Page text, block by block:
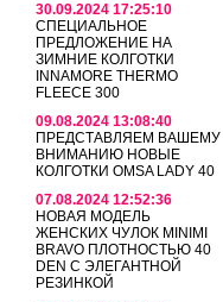
30.09.2024 17:25:10
СПЕЦИАЛЬНОЕ
ПРЕДЛОЖЕНИЕ НА
ЗИМНИЕ КОЛГОТКИ
INNAMORE THERMO
FLEECE 300
09.08.2024 13:08:40
ПРЕДСТАВЛЯЕМ ВАШЕМУ
ВНИМАНИЮ НОВЫЕ
КОЛГОТКИ OMSA LADY 40
07.08.2024 12:52:36
НОВАЯ МОДЕЛЬ
ЖЕНСКИХ ЧУЛОК MINIMI
BRAVO ПЛОТНОСТЬЮ 40
DEN С ЭЛЕГАНТНОЙ
РЕЗИНКОЙ